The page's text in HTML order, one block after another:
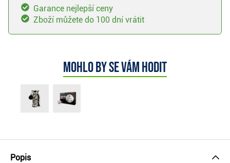
Garance nejlepší ceny
Zboží můžete do 100 dní vrátit
Mohlo by se vám hodit
Popis